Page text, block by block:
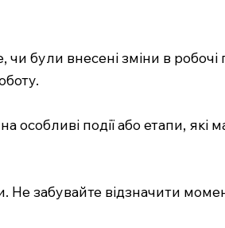
чи були внесені зміни в
особливі події або етапи,
забувайте відзначити